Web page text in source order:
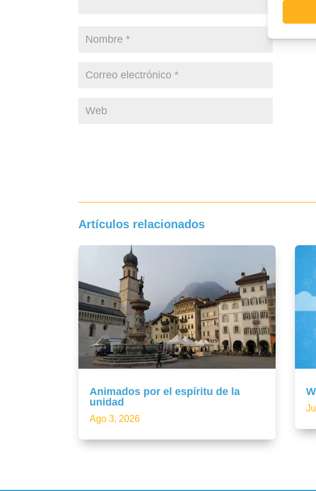
Artículos relacionados
Animados por el espíritu de la
unidad
Ago 3, 2026